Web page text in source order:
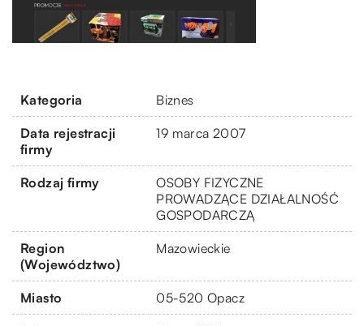
Kategoria Biznes
Data rejestracji
firmy
19 marca 2007
Rodzaj firmy
OSOBY FIZYCZNE
PROWADZĄCE DZIAŁALNOŚĆ
GOSPODARCZĄ
Region
(Województwo)
Mazowieckie
Miasto 05-520 Opacz